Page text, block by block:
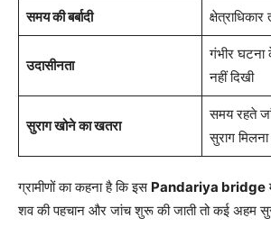
समय की बर्बादी
उदासीनता
गंभीर घटना
नहीं दिखी
सुराग खोने का खतरा
समय रहते
सुराग
ग्रामीणों का कहना है कि इस Pandariya bridge
शव की पहचान और जांच शुरू की जाती तो कई अहम